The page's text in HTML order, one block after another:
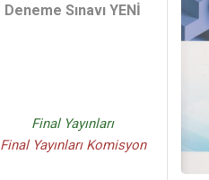
Deneme Sınavı YENİ
Final Yayınları
Final Yayınları Komisyon